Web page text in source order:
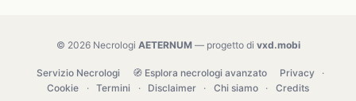
© 2026 Necrologi AETERNUM— progetto di vxd.mobi
Servizio Necrologi 🧭 Esplora necrologi avanzato Privacy
·
Cookie
· Termini · Disclaimer · Chi siamo · Credits